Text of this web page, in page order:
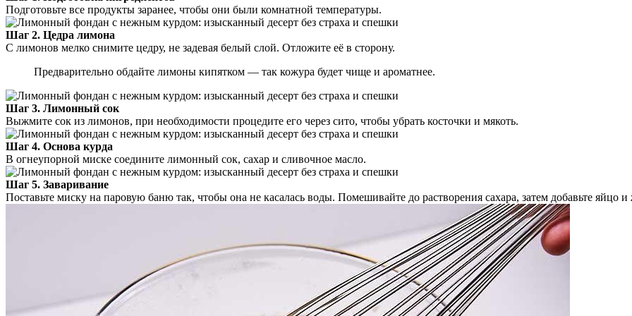
Подготовьте все продукты заранее, чтобы они были комнатной температуры.
Шаг 2. Цедра лимона
С лимонов мелко снимите цедру, не задевая белый слой. Отложите её в сторону.
Предварительно обдайте лимоны кипятком — так кожура будет чище и ароматнее.
Шаг 3. Лимонный сок
Выжмите сок из лимонов, при необходимости процедите его через сито, чтобы убрать косточки и мякоть.
Шаг 4. Основа курда
В огнеупорной миске соедините лимонный сок, сахар и сливочное масло.
Шаг 5. Заваривание
Поставьте миску на паровую баню так, чтобы она не касалась воды. Помешивайте до растворения сахара, затем добавьте яйцо и